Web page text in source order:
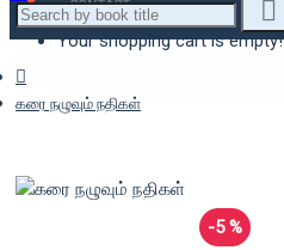
CONTACT
Your shopping cart is empty!
கரை நழுவும் நதிகள்
-5 %